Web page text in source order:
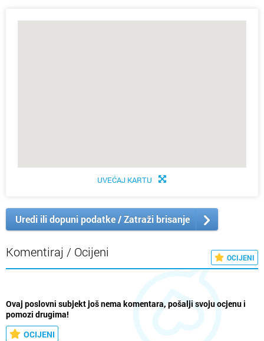
UVEĆAJ KARTU
Uredi ili dopuni podatke / Zatraži brisanje
Komentiraj / Ocijeni OCIJENI
Ovaj poslovni subjekt još nema komentara, pošalji svoju ocjenu i
pomozi drugima!
OCIJENI